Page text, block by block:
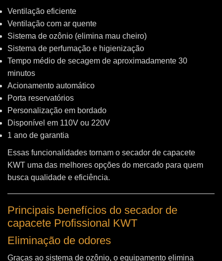
Ventilação eficiente
Ventilação com ar quente
Sistema de ozônio (elimina mau cheiro)
Sistema de perfumação e higienização
Tempo médio de secagem de aproximadamente 30
minutos
Acionamento automático
Porta reservatórios
Personalização em bordado
Disponível em 110V ou 220V
1 ano de garantia
Essas funcionalidades tornam o secador de capacete
KWT uma das melhores opções do mercado para quem
busca qualidade e eficiência.
Principais benefícios do secador de
capacete Profissional KWT
Eliminação de odores
Graças ao sistema de ozônio, o equipamento elimina